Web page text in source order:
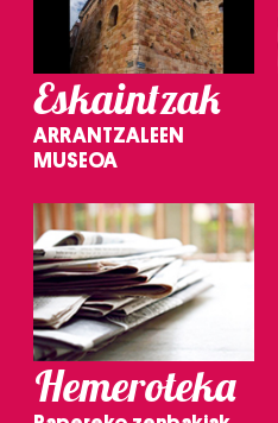
Eskaintzak
ARRANTZALEEN
MUSEOA
Hemeroteka